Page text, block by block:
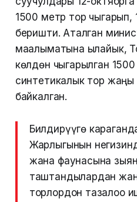
1500 метр тор чыгарып,
беришти. Аталган
маалыматына ылайык,
көлдөн чыгарылган
синтетикалык тор жаңы
байкалган.
Билдирүүгө
Жарлыгынын
жана фаунасына
таштандылардан
торлордон тазалоо